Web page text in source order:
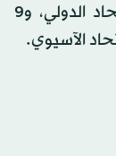
بينهن واحدة تصبح عضوا بمجلس الاتحاد الدولي، و9
الآسيوي.